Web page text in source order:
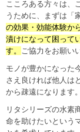
こころある方々は、
うために、まずは「
の効果・効能体験か
漬けになって困って
す。 ご協力をお願い
モノが豊かになった
さえ良ければ他人は
から疎遠になります。
リタシリーズの水素
命を助けたいという